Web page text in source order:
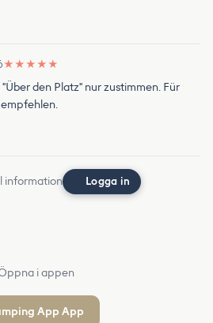
★ ★ ★ ★ ★
den Platz" nur zustimmen. Für
information Logga in
i appen
App App